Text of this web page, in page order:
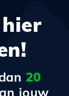
20
jouw